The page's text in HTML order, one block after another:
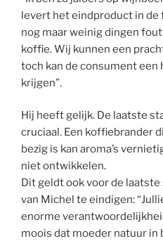
levert het eindproduct in de
nog maar weinig dingen
koffie. Wij kunnen een
toch kan de consument een
krijgen”.
Hij heeft gelijk. De laatste
cruciaal. Een koffiebrander
bezig is kan aroma’s
niet ontwikkelen.
Dit geldt ook voor de
van Michel te eindigen:
enorme
moois dat moeder natuur in